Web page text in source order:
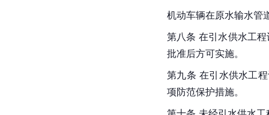
机动车辆在原水输水管
第八条 在引水供水工
批准后方可实施。
第九条 在引水供水工
项防范保护措施。